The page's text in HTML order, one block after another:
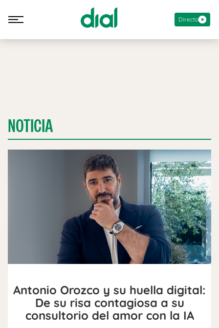
Directo
NOTICIA
Antonio Orozco y su huella digital:
De su risa contagiosa a su
consultorio del amor con la IA